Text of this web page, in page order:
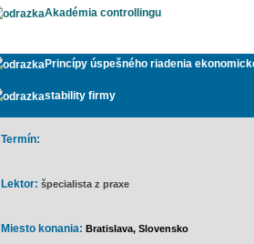
Akadémia controllingu
Princípy úspešného riadenia
stability firmy
Termín:
Lektor: špecialista z praxe
Miesto konania: Bratislava, Slovensko